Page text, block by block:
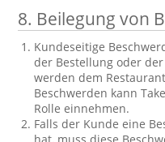
8. Beilegung von
Kundeseitige
der Bestellung oder
werden dem
Beschwerden kann
Rolle einnehmen.
Falls der Kunde eine